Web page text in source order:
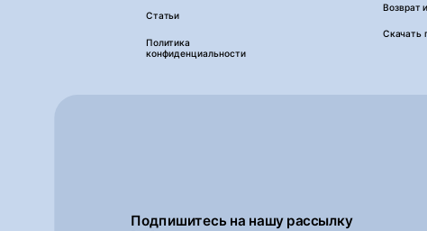
Статьи
Политика
конфиденциальности
Возврат
Скачать
Подпишитесь на нашу рассылку